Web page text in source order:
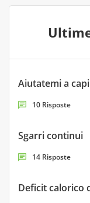
Aiutatemi a
10 Risposte
Sgarri continui
14 Risposte
Deficit calorico